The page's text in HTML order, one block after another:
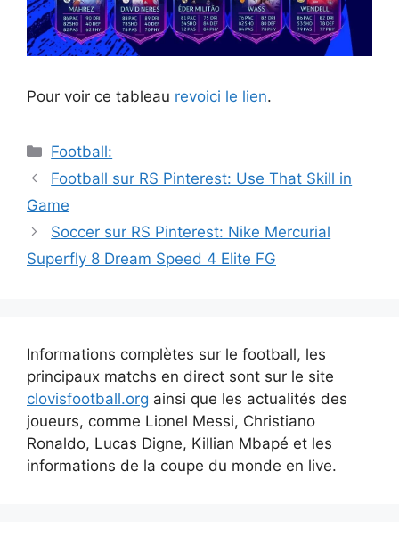
Pour voir ce tableau revoici le lien.
Catégories
Football:
Navigation
des
Football sur RS Pinterest: Use That Skill in
Game
Soccer sur RS Pinterest: Nike Mercurial
Superfly 8 Dream Speed 4 Elite FG
Informations complètes sur le football, les
principaux matchs en direct sont sur le site
clovisfootball.org ainsi que les actualités des
joueurs, comme Lionel Messi, Christiano
Ronaldo, Lucas Digne, Killian Mbapé et les
informations de la coupe du monde en live.